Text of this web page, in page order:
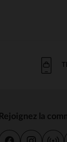
Rejoignez la